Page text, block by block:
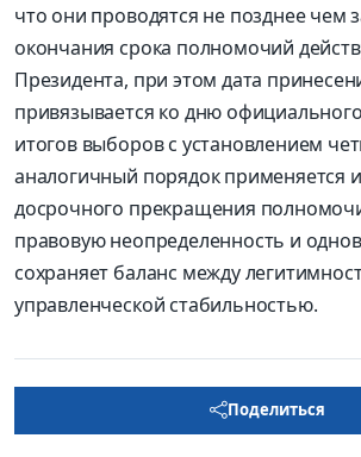
что они проводятся не позднее чем
окончания срока полномочий
Президента, при этом дата
привязывается ко дню
итогов выборов с установлением
аналогичный порядок применяется
досрочного прекращения
правовую неопределенность и
сохраняет баланс между
управленческой стабильностью.
Поделиться